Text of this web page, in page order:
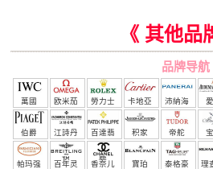
《 其他品
品牌导航
萬國 欧米茄 勞力士 卡地亞 沛納海
伯爵 江詩丹
頓
百達翡
麗
积家 帝舵
帕玛强 百年灵 香奈儿 寶珀 泰格豪 理